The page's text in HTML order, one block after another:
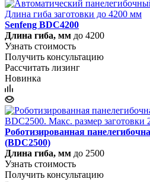
Senfeng BDC4200
Длина гиба, мм до 4200
Узнать стоимость
Получить консультацию
Рассчитать лизинг
Новинка
Роботизированная
(BDC2500)
Длина гиба, мм до 2500
Узнать стоимость
Получить консультацию